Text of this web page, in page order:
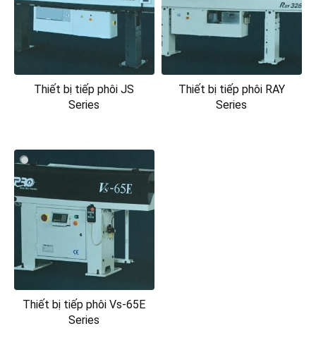
Thiết bị tiếp phôi JS
Series
Thiết bị tiếp phôi RAY
Series
Thiết bị tiếp phôi Vs-65E
Series